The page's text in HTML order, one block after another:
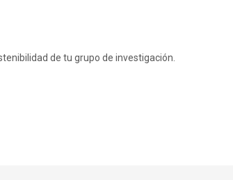
de tu grupo de investigación.